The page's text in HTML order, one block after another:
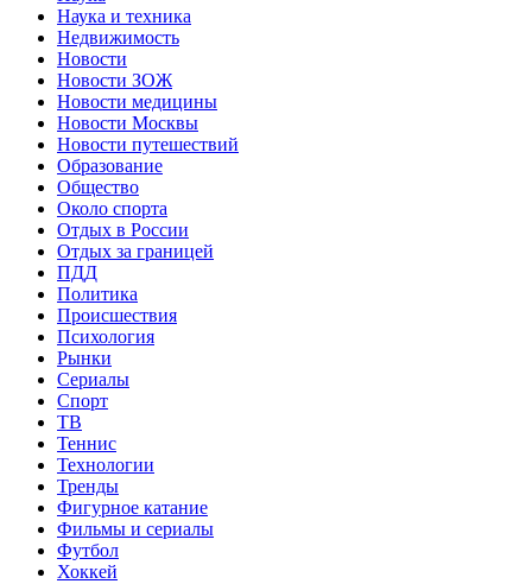
Наука и техника
Недвижимость
Новости
Новости ЗОЖ
Новости медицины
Новости Москвы
Новости путешествий
Образование
Общество
Около спорта
Отдых в России
Отдых за границей
ПДД
Политика
Происшествия
Психология
Рынки
Сериалы
Спорт
ТВ
Теннис
Технологии
Тренды
Фигурное катание
Фильмы и сериалы
Футбол
Хоккей